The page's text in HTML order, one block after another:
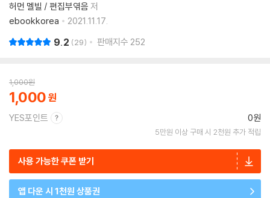
허먼 멜빌 / 편집부엮음 저
ebookkorea
2021.11.17.
9.2 29 판매지수 252
1,000원
1,000
YES포인트 0원
5만원 이상 구매 시 2천원 추가 적립
사용 가능한 쿠폰 받기
앱 다운 시 1천원 상품권